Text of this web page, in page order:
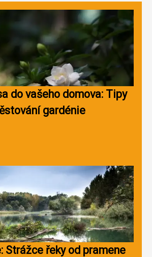
do vašeho domova: Tipy
gardénie
Strážce řeky od pramene